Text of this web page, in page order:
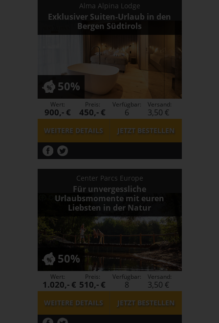
Alma Alpina Lodge
Exklusiver Suiten-Urlaub in den
Bergen Südtirols
50%
WEITERE DETAILS JETZTBESTELLEN
Wert:
900,- €
Preis:
450,- €
Verfügbar:
6
Versand:
3,50 €
Center Parcs Europe
Für unvergessliche
Urlaubsmomente mit euren
Liebsten in der Natur
50%
WEITERE DETAILS JETZTBESTELLEN
Wert:
1.020,- €
Preis:
510,- €
Verfügbar:
8
Versand:
3,50 €